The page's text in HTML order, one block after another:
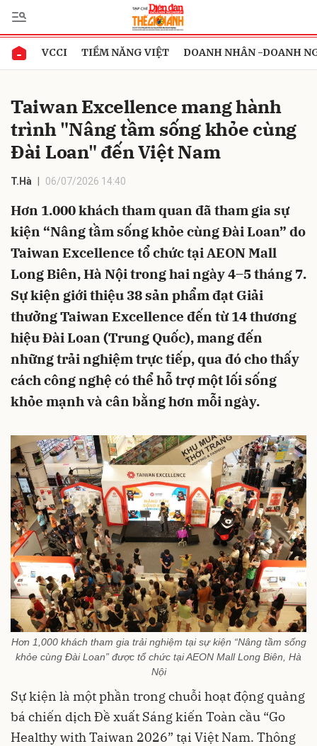
VCCI TIỀM NĂNG VIỆT DOANH NHÂN -DOANH
Taiwan Excellence mang hành
trình "Nâng tầm sống khỏe cùng
Đài Loan" đến Việt Nam
T.Hà 06/07/2026 14:40
Hơn 1.000 khách tham quan đã tham gia sự
kiện “Nâng tầm sống khỏe cùng Đài Loan” do
Taiwan Excellence tổ chức tại AEON Mall
Long Biên, Hà Nội trong hai ngày 4–5 tháng 7.
Sự kiện giới thiệu 38 sản phẩm đạt Giải
thưởng Taiwan Excellence đến từ 14 thương
hiệu Đài Loan (Trung Quốc), mang đến
những trải nghiệm trực tiếp, qua đó cho thấy
cách công nghệ có thể hỗ trợ một lối sống
khỏe mạnh và cân bằng hơn mỗi ngày.
Hơn 1,000 khách tham gia trải nghiệm tại sự kiện “Nâng tầm sống
khỏe cùng Đài Loan” được tổ chức tại AEON Mall Long Biên, Hà
Nội
Sự kiện là một phần trong chuỗi hoạt động quảng
bá chiến dịch Đề xuất Sáng kiến Toàn cầu “Go
Healthy with Taiwan 2026” tại Việt Nam. Thông
Gửi bình luận
Hủy Gửi